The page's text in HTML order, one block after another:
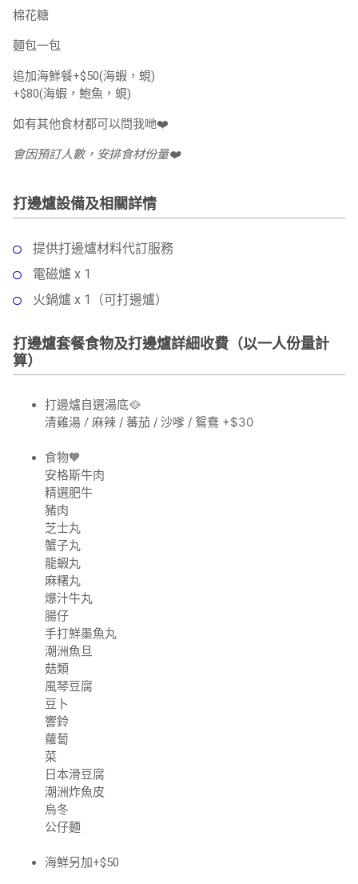
棉花糖
麵包一包
追加海鮮餐+$50(海蝦，蜆)
+$80(海蝦，鮑魚，蜆)
如有其他食材都可以問我哋❤️
會因預訂人數，安排食材份量❤️
打邊爐設備及相關詳情
提供打邊爐材料代訂服務
電磁爐 x 1
火鍋爐 x 1（可打邊爐）
打邊爐套餐食物及打邊爐詳細收費（以一人份量計
算）
打邊爐自選湯底🥘
清雞湯 / 麻辣 / 蕃茄 / 沙嗲 / 鴛鴦 +$30
食物🧡
安格斯牛肉
精選肥牛
豬肉
芝士丸
蟹子丸
龍蝦丸
麻糬丸
爆汁牛丸
腸仔
手打鮮墨魚丸
潮洲魚旦
菇類
風琴豆腐
豆卜
響鈴
蘿蔔
菜
日本滑豆腐
潮洲炸魚皮
烏冬
公仔麵
海鮮另加+$50